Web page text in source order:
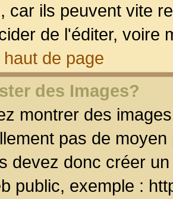
car ils peuvent vite
de l'éditer, voire
de page
des Images?
montrer des
pas de
devez donc créer
public, exemple :